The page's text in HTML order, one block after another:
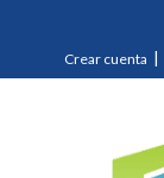
Crear cuenta |